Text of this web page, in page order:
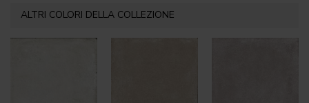
ALTRI COLORI DELLA COLLEZIONE